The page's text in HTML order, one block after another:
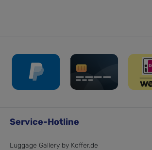
Service-Hotline
Luggage Gallery by Koffer.de